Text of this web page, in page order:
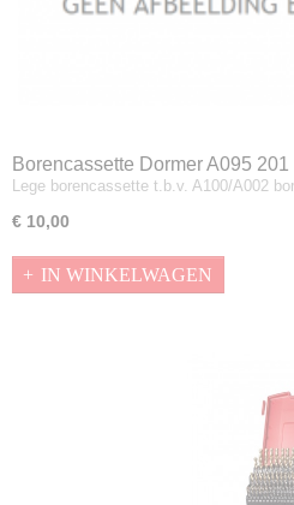
Borencassette Dormer A095 201
Lege borencassette t.b.v. A100/A002
€ 10,00
IN WINKELWAGEN